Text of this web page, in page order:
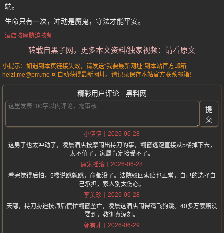
端。
生命只有一次，冲动是魔鬼，守法才能平安。
酒店按摩胁迫技师
转载自黑子网，更多本文资料/独家视频：请看原文
小提示：如遇到本页链接失效，请发送“我要最新网址”到本站官方邮箱
heizi.me@pm.me 可自动获得最新网址。请记录保存本站官方联系邮箱！
精彩用户评论 - 黑料网
提
交
小伊伊
2026-06-28
这男子也太冲动了，凌晨酒店按摩闹出持刀的事，翻窗逃跑直接从5楼掉下去，
太不值了，家属肯定接受不了。
唐宋摇滚
2026-06-28
看完觉得后怕，5楼说跳就跳，命都没了。法院驳回索赔也正常，自己的选择自
己承担，家人别太伤心。
李美珍
2026-06-28
天哪，持刀胁迫技师后慌忙翻窗坠亡，凌晨这酒店闹得鸡飞狗跳。40多万索赔没
要到，教训真深刻。
郭有才
2026-06-29